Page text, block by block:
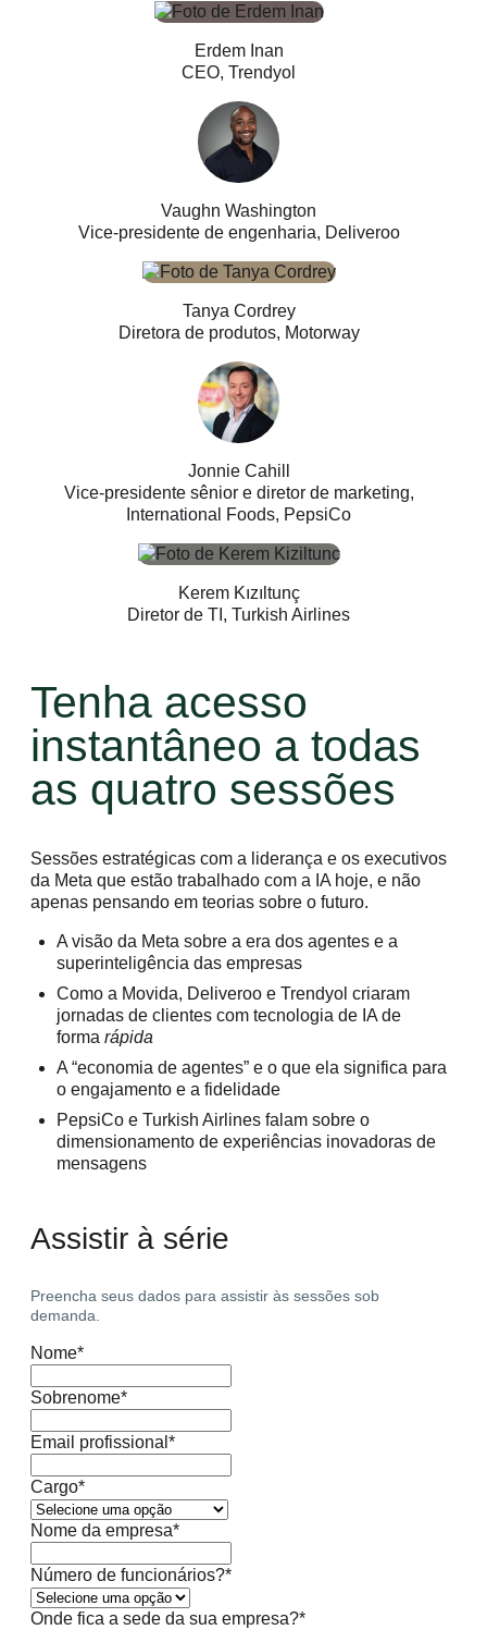
Erdem Inan
CEO, Trendyol
Vaughn Washington
Vice-presidente de engenharia, Deliveroo
Tanya Cordrey
Diretora de produtos, Motorway
Jonnie Cahill
Vice-presidente sênior e diretor de marketing,
International Foods, PepsiCo
Kerem Kızıltunç
Diretor de TI, Turkish Airlines
Tenha acesso
instantâneo a todas
as quatro sessões
Sessões estratégicas com a liderança e os executivos
da Meta que estão trabalhado com a IA hoje, e não
apenas pensando em teorias sobre o futuro.
A visão da Meta sobre a era dos agentes e a
superinteligência das empresas
Como a Movida, Deliveroo e Trendyol criaram
jornadas de clientes com tecnologia de IA de
forma rápida
A “economia de agentes” e o que ela significa para
o engajamento e a fidelidade
PepsiCo e Turkish Airlines falam sobre o
dimensionamento de experiências inovadoras de
mensagens
Assistir à série
Preencha seus dados para assistir às sessões sob
demanda.
Nome*
Sobrenome*
Email profissional *
Cargo*
Nome da empresa*
Número de funcionários?*
Onde fica a sede da sua empresa?*